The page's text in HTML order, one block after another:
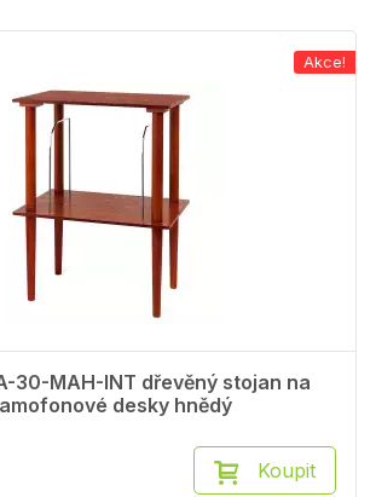
30-MAH-INT dřevěný stojan na
desky hnědý
Koupit
Akce!